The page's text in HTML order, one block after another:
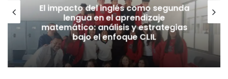
El impacto del inglés como segunda
lengua en el aprendizaje
matemático: análisis y estrategias
bajo el enfoque CLIL